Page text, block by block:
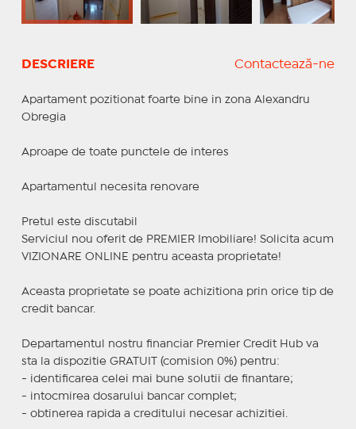
DESCRIERE Contactează-ne
Apartament pozitionat foarte bine in zona Alexandru
Obregia
Aproape de toate punctele de interes
Apartamentul necesita renovare
Pretul este discutabil
Serviciul nou oferit de PREMIER Imobiliare! Solicita acum
VIZIONARE ONLINE pentru aceasta proprietate!
Aceasta proprietate se poate achizitiona prin orice tip de
credit bancar.
Departamentul nostru financiar Premier Credit Hub va
sta la dispozitie GRATUIT (comision 0%) pentru:
- identificarea celei mai bune solutii de finantare;
- intocmirea dosarului bancar complet;
- obtinerea rapida a creditului necesar achizitiei.